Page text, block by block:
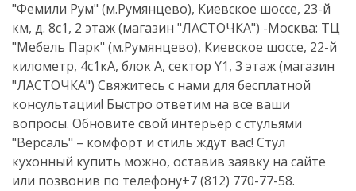
"Фемили Рум" (м.Румянцево), Киевское шоссе, 23-й
км, д. 8с1, 2 этаж (магазин "ЛАСТОЧКА") -Москва: ТЦ
"Мебель Парк" (м.Румянцево), Киевское шоссе, 22-й
километр, 4с1кА, блок А, сектор Y1, 3 этаж (магазин
"ЛАСТОЧКА") Свяжитесь с нами для бесплатной
консультации! Быстро ответим на все ваши
вопросы. Обновите свой интерьер с стульями
"Версаль" – комфорт и стиль ждут вас! Стул
кухонный купить можно, оставив заявку на сайте
или позвонив по телефону+7 (812) 770-77-58.